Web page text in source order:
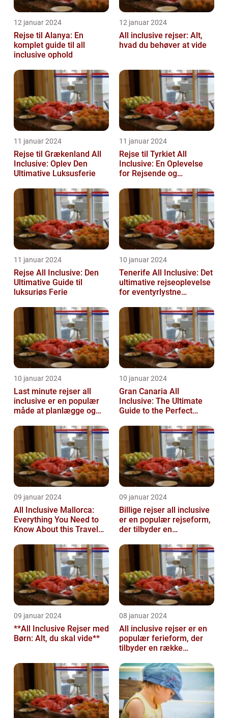
12 januar 2024
Rejse til Alanya: En
komplet guide til all
inclusive ophold
12 januar 2024
All inclusive rejser: Alt,
hvad du behøver at vide
11 januar 2024
Rejse til Grækenland All
Inclusive: Oplev Den
Ultimative Luksusferie
11 januar 2024
Rejse til Tyrkiet All
Inclusive: En Oplevelse
for Rejsende og
11 januar 2024
Rejse All Inclusive: Den
Ultimative Guide til
luksuriøs Ferie
10 januar 2024
Tenerife All Inclusive: Det
ultimative rejseoplevelse
for eventyrlystne
10 januar 2024
Last minute rejser all
inclusive er en populær
måde at planlægge og
10 januar 2024
Gran Canaria All
Inclusive: The Ultimate
Guide to the Perfect
09 januar 2024
All Inclusive Mallorca:
Everything You Need to
Know About this Travel
09 januar 2024
Billige rejser all inclusive
er en populær rejseform,
der tilbyder en
alt inklu...
09 januar 2024
**All Inclusive Rejser med
Børn: Alt, du skal vide**
08 januar 2024
All inclusive rejser er en
populær ferieform, der
tilbyder en række
rejsende...